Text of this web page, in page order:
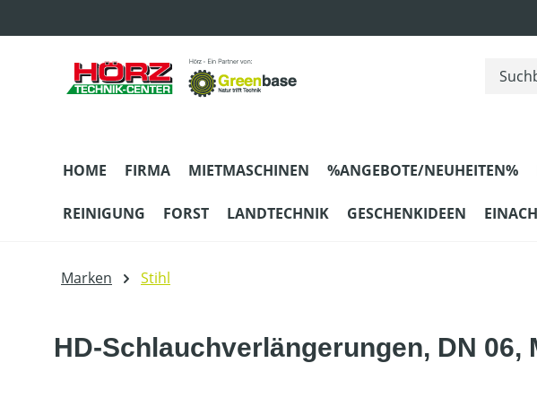
HOME FIRMA MIETMASCHINEN %ANGEBOTE/NEUHEITEN%
REINIGUNG FORST LANDTECHNIK GESCHENKIDEEN
Marken Stihl
HD-Schlauchverlängerungen, DN 06,